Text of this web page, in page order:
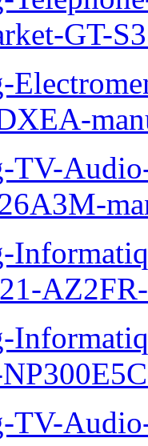
GT-
TV-
TV-